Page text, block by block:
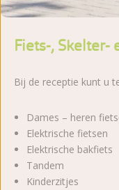
Fiets-,
Bij de receptie kunt u
Dames – heren
Elektrische fietsen
Elektrische bakfiets
Tandem
Kinderzitjes